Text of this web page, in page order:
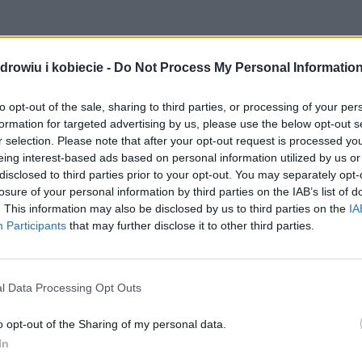
i kobiecie - Do Not Process My Personal Information
opt-out of the sale, sharing to third parties, or processing of your
for targeted advertising by us, please use the below opt-out
selection. Please note that after your opt-out request is processed
interest-based ads based on personal information utilized by us
to third parties prior to your opt-out. You may separately
of your personal information by third parties on the IAB’s list of
This information may also be disclosed by us to third parties on the
Participants that may further disclose it to other third parties.
Data Processing Opt Outs
opt-out of the Sharing of my personal data.
stanu głębokiego spokoju. Może przybrać
i świadomość.
jak sama praktyka. Znalezienie cichego
do skutecznej medytacji.